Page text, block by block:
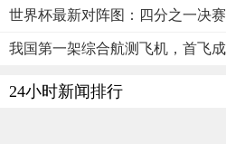
世界杯最新对阵图：四分之一决
我国第一架综合航测飞机，首飞成
24小时新闻排行